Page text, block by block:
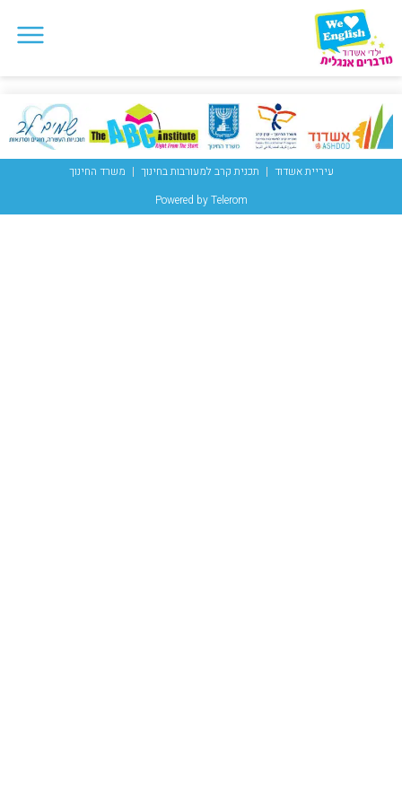
עיריית אשדוד תכנית קרב למעורבות בחינוך
משרד החינוך
Powered by Telerom